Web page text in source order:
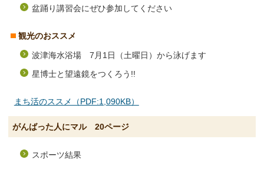
盆踊り講習会にぜひ参加してください
観光のおススメ
波津海水浴場 7月1日（土曜日）から泳げます
星博士と望遠鏡をつくろう!!
まち活のススメ（PDF:1,090KB）
がんばった人にマル 20ページ
スポーツ結果